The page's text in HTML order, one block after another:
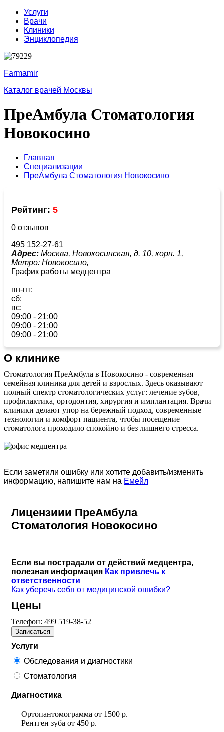
Услуги
Врачи
Клиники
Энциклопедия
Farmamir
Каталог врачей Москвы
ПреАмбула Стоматология
Новокосино
Главная
Специализации
ПреАмбула Стоматология Новокосино
Рейтинг: 5
0 отзывов
495 152-27-61
Адрес: Москва, Новокосинская, д. 10, корп. 1,
Метро: Новокосино,
График работы медцентра
пн-пт:
сб:
вс:
09:00 - 21:00
09:00 - 21:00
09:00 - 21:00
О клинике
Стоматология ПреАмбула в Новокосино - современная
семейная клиника для детей и взрослых. Здесь оказывают
полный спектр стоматологических услуг: лечение зубов,
профилактика, ортодонтия, хирургия и имплантация. Врачи
клиники делают упор на бережный подход, современные
технологии и комфорт пациента, чтобы посещение
стоматолога проходило спокойно и без лишнего стресса.
Если заметили ошибку или хотите добавить/изменить
информацию, напишите нам на Емейл
Лицензиии ПреАмбула
Стоматология Новокосино
Если вы пострадали от действий медцентра,
полезная информация Как привлечь к
ответственности
Как уберечь себя от медицинской ошибки?
Цены
Телефон: 499 519-38-52
Записаться
Услуги
Обследования и диагностики
Стоматология
Диагностика
Ортопантомограмма от 1500 р.
Рентген зуба от 450 р.